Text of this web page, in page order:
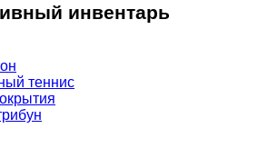
инвентарь
теннис